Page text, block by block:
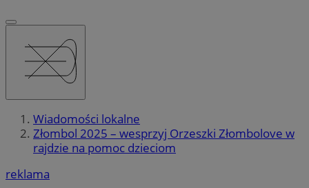
Wiadomości lokalne
Złombol 2025 – wesprzyj Orzeszki Złombolove w
rajdzie na pomoc dzieciom
reklama